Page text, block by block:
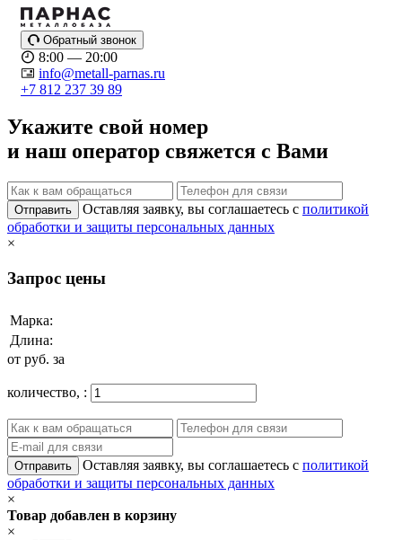
Обратный звонок
8:00 — 20:00
info@metall-parnas.ru
+7 812 237 39 89
Укажите свой номер
и наш оператор свяжется с Вами
Отправить Оставляя заявку, вы соглашаетесь с политикой
обработки и защиты персональных данных
×
Запрос цены
Марка:
Длина:
от руб. за
количество, :
Отправить Оставляя заявку, вы соглашаетесь с политикой
обработки и защиты персональных данных
×
Товар добавлен в корзину
×